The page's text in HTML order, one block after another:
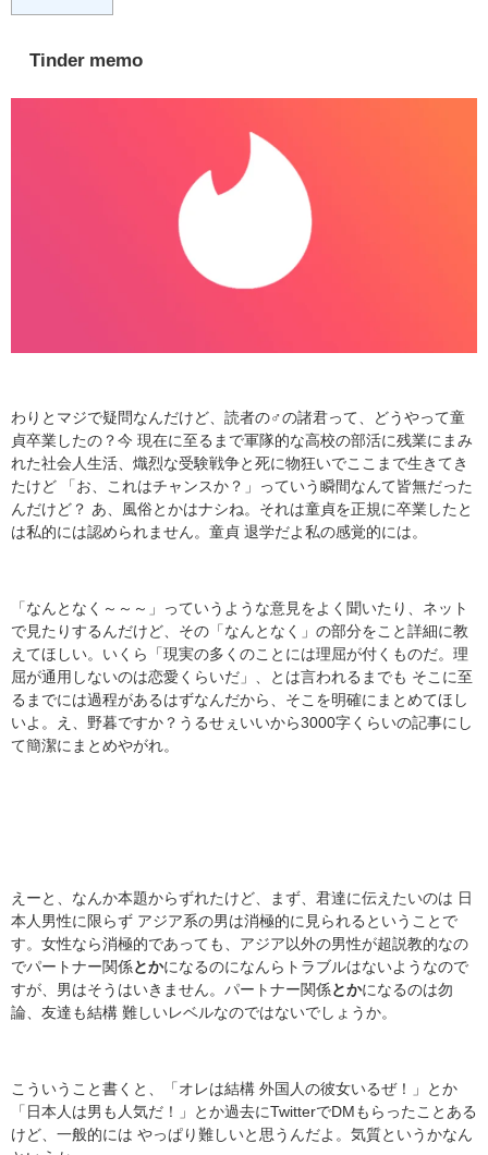
Tinder memo
わりとマジで疑問なんだけど、読者の♂の諸君って、どうやって童
貞卒業したの？今 現在に至るまで軍隊的な高校の部活に残業にまみ
れた社会人生活、熾烈な受験戦争と死に物狂いでここまで生きてき
たけど 「お、これはチャンスか？」っていう瞬間なんて皆無だった
んだけど？ あ、風俗とかはナシね。それは童貞を正規に卒業したと
は私的には認められません。童貞 退学だよ私の感覚的には。
「なんとなく～～～」っていうような意見をよく聞いたり、ネット
で見たりするんだけど、その「なんとなく」の部分をこと詳細に教
えてほしい。いくら「現実の多くのことには理屈が付くものだ。理
屈が通用しないのは恋愛くらいだ」、とは言われるまでも そこに至
るまでには過程があるはずなんだから、そこを明確にまとめてほし
いよ。え、野暮ですか？うるせぇいいから3000字くらいの記事にし
て簡潔にまとめやがれ。
えーと、なんか本題からずれたけど、まず、君達に伝えたいのは 日
本人男性に限らず アジア系の男は消極的に見られるということで
す。女性なら消極的であっても、アジア以外の男性が超説教的なの
でパートナー関係とかになるのになんらトラブルはないようなので
すが、男はそうはいきません。パートナー関係とかになるのは勿
論、友達も結構 難しいレベルなのではないでしょうか。
こういうこと書くと、「オレは結構 外国人の彼女いるぜ！」とか
「日本人は男も人気だ！」とか過去にTwitterでDMもらったことある
けど、一般的には やっぱり難しいと思うんだよ。気質というかなん